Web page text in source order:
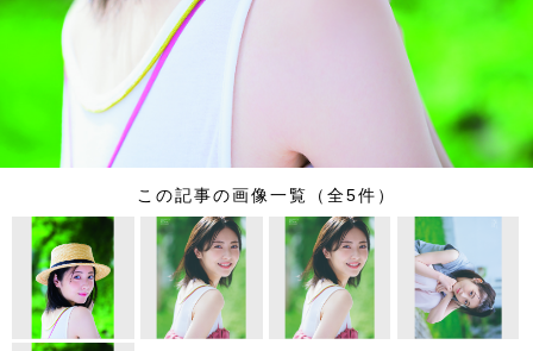
この記事の画像一覧（全5件）